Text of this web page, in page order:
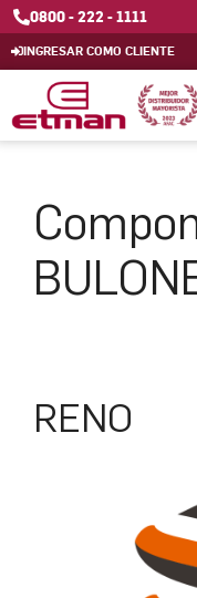
0800 - 222 - 1111
INGRESAR COMO CLIENTE
RENO